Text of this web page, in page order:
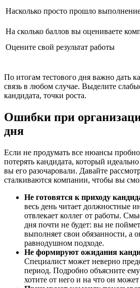
Насколько просто прошло
На сколько баллов вы оцениваете
Оцените свой результат работы
По итогам тестового дня важно дать
связь в любом случае. Выделите
кандидата, точки роста.
Ошибки при
дня
Если не продумать все нюансы
потерять кандидата, который
вы его разочаровали. Давайте
сталкиваются компании, чтобы вы
Не готовятся к приходу
весь день читает должностные
отвлекает коллег от работы.
дня почти не будет: вы не
выполняет свои обязанности, а
равнодушном подходе.
Не формируют ожидания
Специалист может неверно
период. Подробно объясните
хотите от него и на что он может